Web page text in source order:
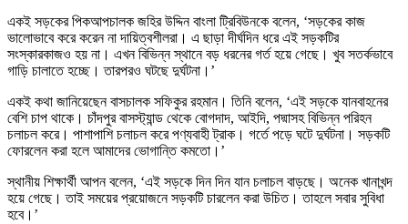
একই সড়কের পিকআপচালক জহির উদ্দিন বাংলা ট্রিবিউনকে বলেন, ‘সড়কের কাজ
ভালোভাবে করে করেন না দায়িত্বশীলরা। এ ছাড়া দীর্ঘদিন ধরে এই সড়কটির
সংস্কারকাজও হয় না। এখন বিভিন্ন স্থানে বড় ধরনের গর্ত হয়ে গেছে। খুব সতর্কভাবে
গাড়ি চালাতে হচ্ছে। তারপরও ঘটছে দুর্ঘটনা।’
একই কথা জানিয়েছেন বাসচালক সফিকুর রহমান। তিনি বলেন, ‘এই সড়কে যানবাহনের
বেশি চাপ থাকে। চাঁদপুর বাসস্ট্যান্ড থেকে বোগদাদ, আইদি, পদ্মাসহ বিভিন্ন পরিহন
চলাচল করে। পাশাপাশি চলাচল করে পণ্যবাহী ট্রাক। গর্তে পড়ে ঘটে দুর্ঘটনা। সড়কটি
ফোরলেন করা হলে আমাদের ভোগান্তি কমতো।’
স্থানীয় শিক্ষার্থী আপন বলেন, ‘এই সড়কে দিন দিন যান চলাচল বাড়ছে। অনেক খানাখন্দ
হয়ে গেছে। তাই সময়ের প্রয়োজনে সড়কটি চারলেন করা উচিত। তাহলে সবার সুবিধা
হবে।’